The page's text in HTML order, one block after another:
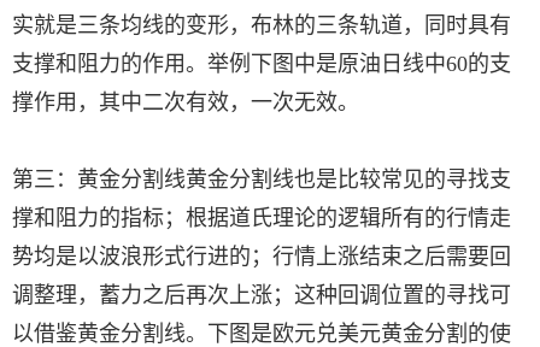
实就是三条均线的变形，布林的三条轨道，同时具有
支撑和阻力的作用。举例下图中是原油日线中60的支
撑作用，其中二次有效，一次无效。
第三：黄金分割线黄金分割线也是比较常见的寻找支
撑和阻力的指标；根据道氏理论的逻辑所有的行情走
势均是以波浪形式行进的；行情上涨结束之后需要回
调整理，蓄力之后再次上涨；这种回调位置的寻找可
以借鉴黄金分割线。下图是欧元兑美元黄金分割的使